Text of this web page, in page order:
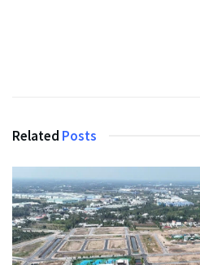
Related Posts